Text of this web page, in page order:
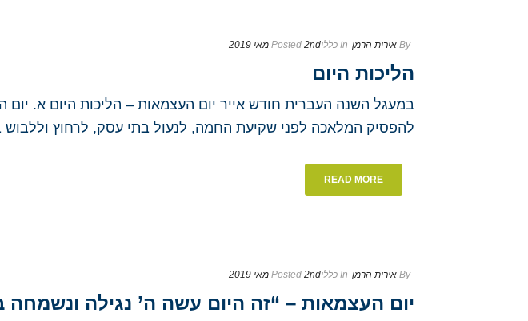
By אירית הרמן In כללי Posted 2nd מאי 2019
הליכות היום
במעגל השנה העברית חודש אייר יום העצמאות – הליכות היום א.
להפסיק המלאכה לפני שקיעת החמה, לנעול בתי עסק, לרחוץ וללבוש
READ MORE
By אירית הרמן In כללי Posted 2nd מאי 2019
יום העצמאות – “זה היום עשה ה’ נגילה ונשמחה